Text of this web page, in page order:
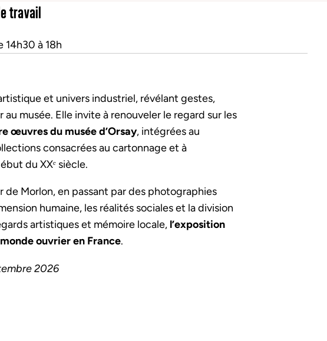
travail
14h30 à 18h
et univers industriel, révélant gestes,
musée. Elle invite à renouveler le regard sur les
œuvres du musée d’Orsay, intégrées au
consacrées au cartonnage et à
du XXᵉ siècle.
de Morlon, en passant par des photographies
humaine, les réalités sociales et la division
artistiques et mémoire locale, l’exposition
ouvrier en France.
2026